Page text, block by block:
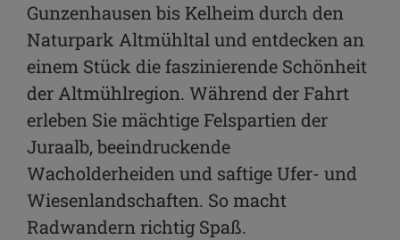
Gunzenhausen bis Kelheim durch den
Naturpark Altmühltal und entdecken an
einem Stück die faszinierende Schönheit
der Altmühlregion. Während der Fahrt
erleben Sie mächtige Felspartien der
Juraalb, beeindruckende
Wacholderheiden und saftige Ufer- und
Wiesenlandschaften. So macht
Radwandern richtig Spaß.